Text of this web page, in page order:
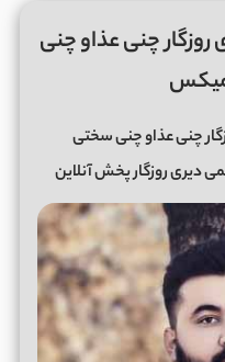
چنی عذاو چنی
چنی عذاو چنی سختی
دیری روزگارپخش آنلاین